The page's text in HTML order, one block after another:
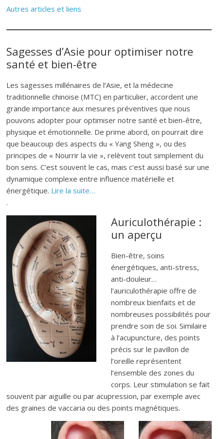
Autres articles et liens
Sagesses d’Asie pour optimiser notre
santé et bien-être
Les sagesses millénaires de l’Asie, et la médecine
traditionnelle chinoise (MTC) en particulier, accordent une
grande importance aux mesures préventives que nous
pouvons adopter pour optimiser notre santé et bien-être,
physique et émotionnelle. De prime abord, on pourrait dire
que beaucoup des aspects du « Yang Sheng », ou des
principes de « Nourrir la vie », relèvent tout simplement du
bon sens. C’est souvent le cas, mais c’est aussi basé sur une
dynamique complexe entre influence matérielle et
énergétique. Lire la suite…
.
Auriculothérapie :
un aperçu
Bien-être, soins
énergétiques, anti-stress,
anti-douleur…
l’auriculothérapie offre de
nombreux bienfaits et de
nombreuses possibilités pour
prendre soin de soi. Similaire
à l’acupuncture, des points
précis sur le pavillon de
l’oreille représentent
l’ensemble des zones du
corps. Leur stimulation se fait
souvent par aiguille ou par acupression, par exemple avec
des graines de vaccaria ou des points magnétiques.